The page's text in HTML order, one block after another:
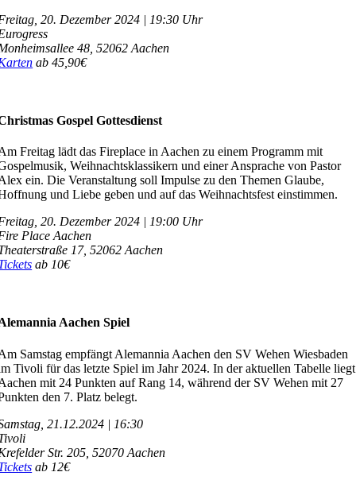
20. Dezember 2024 | 19:30 Uhr
48,52062 Aachen
ab 45,90€
Gospel Gottesdienst
Freitag lädt das Fireplace in Aachen zu einem Programm mit
Weihnachtsklassikern und einer Ansprache von Pastor
ein. Die Veranstaltung soll Impulse zu den Themen Glaube,
und Liebe geben und auf das Weihnachtsfest einstimmen.
20. Dezember 2024 | 19:00 Uhr
Place Aachen
17,52062 Aachen
ab 10€
Aachen Spiel
Samstag empfängt Alemannia Aachen den SV Wehen Wiesbaden
Tivoli für das letzte Spiel im Jahr 2024. In der aktuellen Tabelle liegt
mit 24 Punkten auf Rang 14, während der SV Wehen mit 27
den 7. Platz belegt.
21.12.2024 | 16:30
Str. 205,52070 Aachen
ab 12€